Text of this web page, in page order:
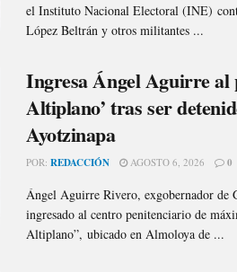
el Instituto Nacional Electoral (INE)
López Beltrán y otros militantes ...
Ingresa Ángel Aguirre al
Altiplano’ tras ser
Ayotzinapa
POR: REDACCIÓN AGOSTO 6, 2026 0
Ángel Aguirre Rivero, exgobernador de
ingresado al centro penitenciario de
Altiplano”, ubicado en Almoloya de ...